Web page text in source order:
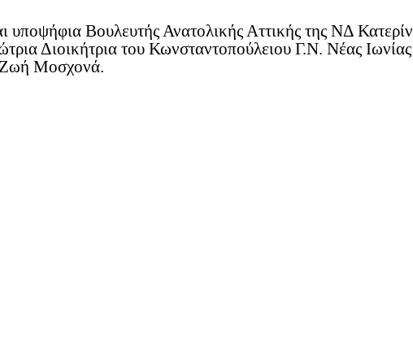
υποψήφια Βουλευτής Ανατολικής Αττικής της ΝΔ
Διοικήτρια του Κωνσταντοπούλειου Γ.Ν. Νέας
Ζωή Μοσχονά.